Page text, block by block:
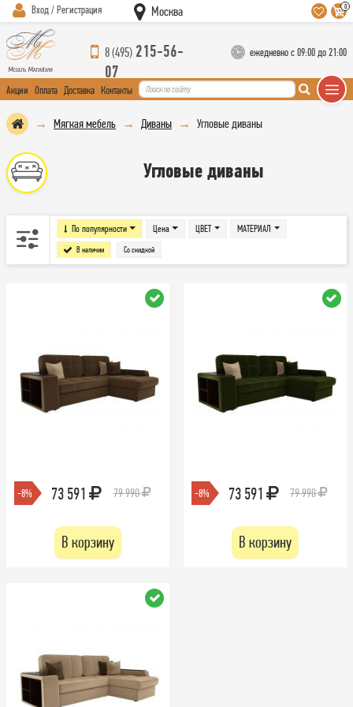
Вход / Регистрация Москва 0
8 (495) 215-56-
07
ежедневно с 09:00 до 21:00
Акции Оплата Доставка Контакты
Мягкая мебель Диваны Угловые диваны
Угловые диваны
По популярности Цена
В наличии Со скидкой
ЦВЕТ МАТЕРИАЛ
-8% 73 591 79 990
В корзину
-8% 73 591 79 990
В корзину